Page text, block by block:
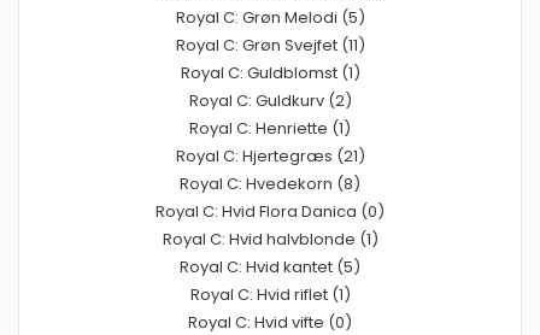
Royal C: Grøn Melodi (5)
Royal C: Grøn Svejfet (11)
Royal C: Guldblomst (1)
Royal C: Guldkurv (2)
Royal C: Henriette (1)
Royal C: Hjertegræs (21)
Royal C: Hvedekorn (8)
Royal C: Hvid Flora Danica (0)
Royal C: Hvid halvblonde (1)
Royal C: Hvid kantet (5)
Royal C: Hvid riflet (1)
Royal C: Hvid vifte (0)